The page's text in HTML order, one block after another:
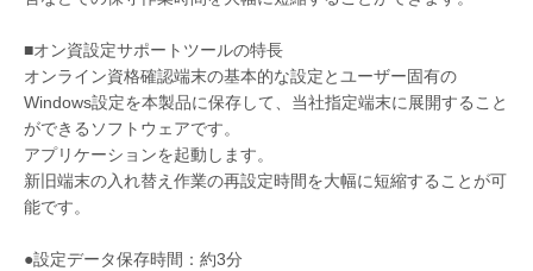
■オン資設定サポートツールの特長
オンライン資格確認端末の基本的な設定とユーザー固有の
Windows設定を本製品に保存して、当社指定端末に展開すること
ができるソフトウェアです。
アプリケーションを起動します。
新旧端末の入れ替え作業の再設定時間を大幅に短縮することが可
能です。
●設定データ保存時間：約3分